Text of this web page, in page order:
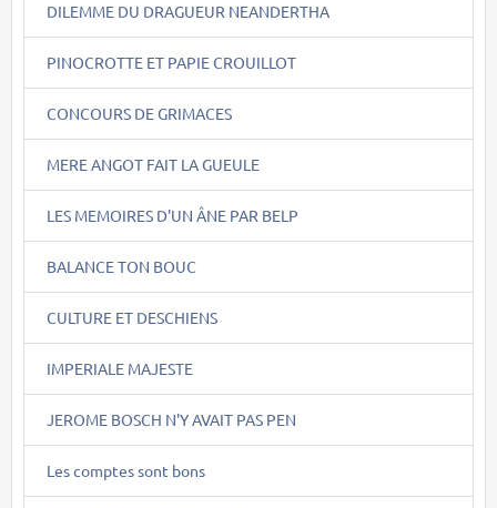
DILEMME DU DRAGUEUR NEANDERTHA
PINOCROTTE ET PAPIE CROUILLOT
CONCOURS DE GRIMACES
MERE ANGOT FAIT LA GUEULE
LES MEMOIRES D'UN ÂNE PAR BELP
BALANCE TON BOUC
CULTURE ET DESCHIENS
IMPERIALE MAJESTE
JEROME BOSCH N'Y AVAIT PAS PEN
Les comptes sont bons